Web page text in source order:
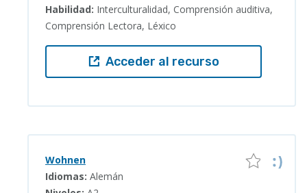
Habilidad: Interculturalidad, Comprensión auditiva,
Comprensión Lectora, Léxico
Acceder al recurso
Wohnen
Idiomas: Alemán